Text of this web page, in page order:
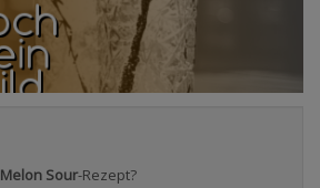
Melon Sour-Rezept?